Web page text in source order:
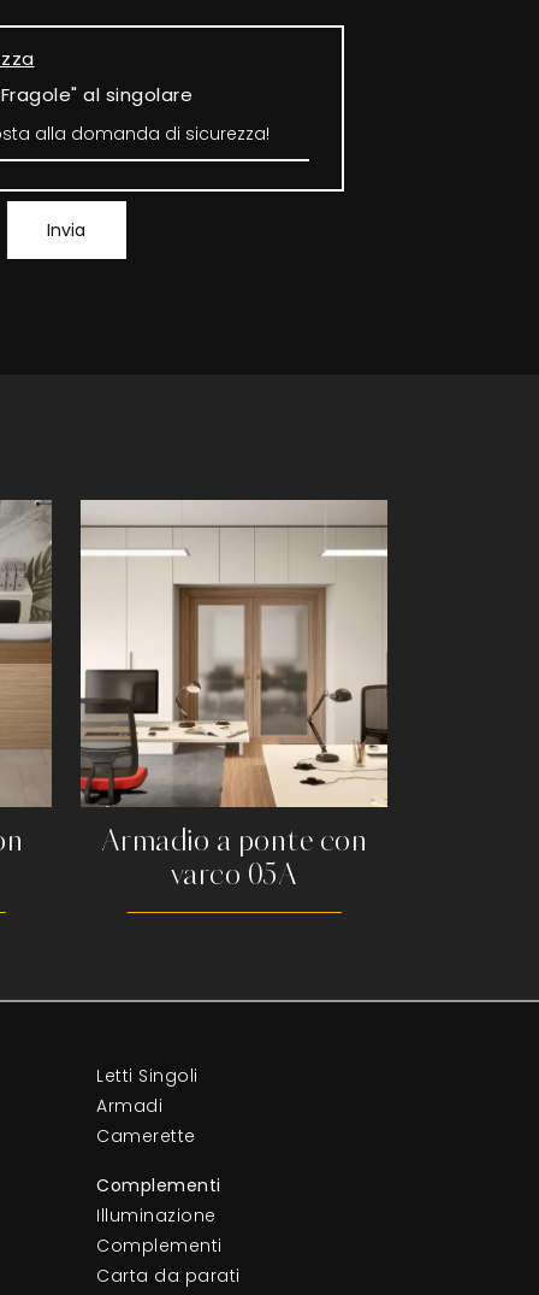
al singolare
Invia
Armadio a ponte con
varco 05A
Letti Singoli
Armadi
Camerette
Complementi
Illuminazione
Complementi
Carta da parati